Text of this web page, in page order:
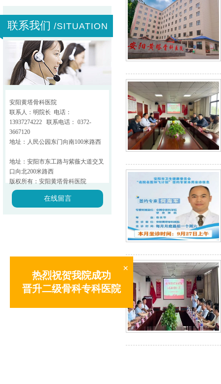
热烈祝贺我院成功
晋升二级骨科专科医院
×
联系我们 /SITUATION
安阳黄塔骨科医院
联系人：明院长 电话：
13937274222 联系电话： 0372-
3667120
地址：人民公园东门向南100米路西
地址：安阳市东工路与紫薇大道交叉
口向北200米路西
版权所有：安阳黄塔骨科医院
在线留言